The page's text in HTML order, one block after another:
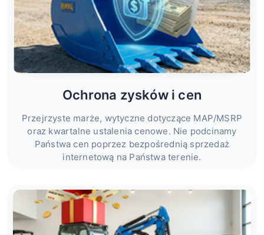
Ochrona zysków i cen
Przejrzyste marże, wytyczne dotyczące MAP/MSRP
oraz kwartalne ustalenia cenowe. Nie podcinamy
Państwa cen poprzez bezpośrednią sprzedaż
internetową na Państwa terenie.